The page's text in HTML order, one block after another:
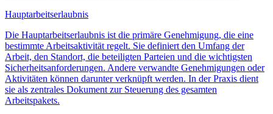
Hauptarbeitserlaubnis
Die Hauptarbeitserlaubnis ist die primäre Genehmigung, die eine
bestimmte Arbeitsaktivität regelt. Sie definiert den Umfang der
Arbeit, den Standort, die beteiligten Parteien und die wichtigsten
Sicherheitsanforderungen. Andere verwandte Genehmigungen oder
Aktivitäten können darunter verknüpft werden. In der Praxis dient
sie als zentrales Dokument zur Steuerung des gesamten
Arbeitspakets.